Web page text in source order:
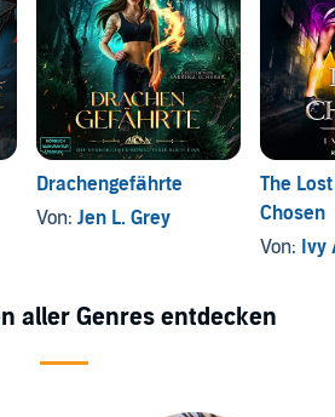
Drachengefährte
Von: Jen L. Grey
The
Chosen
Von: Ivy
aller Genres entdecken